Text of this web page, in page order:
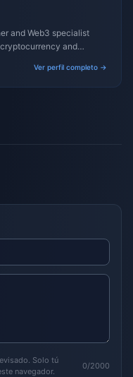
and Web3 specialist
and
Ver perfil completo →
Solo tú
navegador.
0/2000